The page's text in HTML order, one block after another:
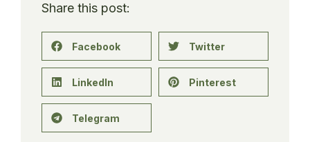
Share this post:
Facebook Twitter
LinkedIn Pinterest
Telegram